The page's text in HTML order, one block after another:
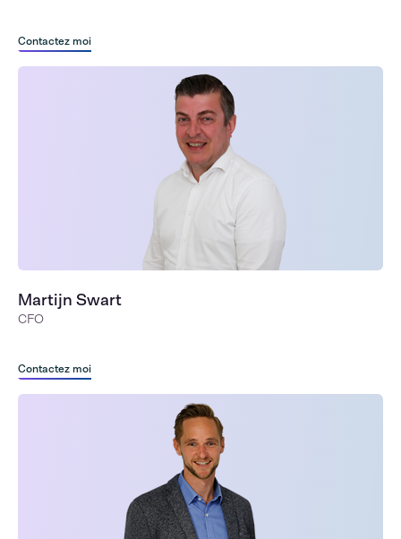
Contactez moi
Martijn Swart
CFO
Contactez moi